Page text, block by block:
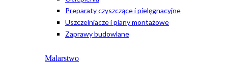
Preparaty czyszczące i pielęgnacyjne
Uszczelniacze i piany montażowe
Zaprawy budowlane
Malarstwo